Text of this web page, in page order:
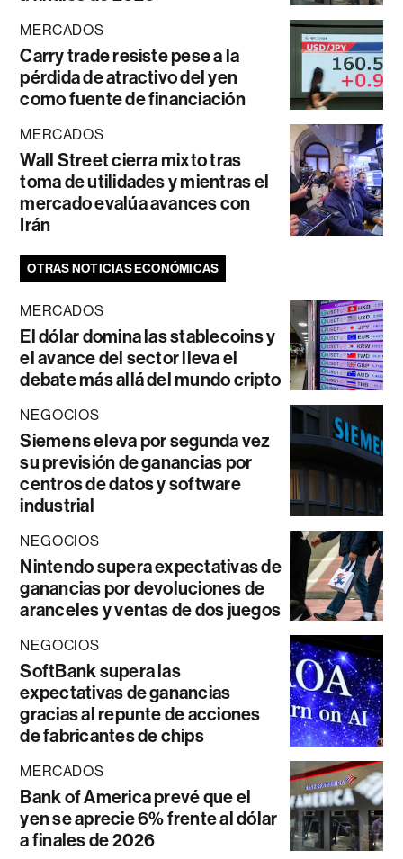
MERCADOS
Carry trade resiste pese a la
pérdida de atractivo del yen
como fuente de financiación
MERCADOS
Wall Street cierra mixto tras
toma de utilidades y mientras el
mercado evalúa avances con
Irán
OTRAS NOTICIAS ECONÓMICAS
MERCADOS
El dólar domina las stablecoins y
el avance del sector lleva el
debate más allá del mundo cripto
NEGOCIOS
Siemens eleva por segunda vez
su previsión de ganancias por
centros de datos y software
industrial
NEGOCIOS
Nintendo supera expectativas de
ganancias por devoluciones de
aranceles y ventas de dos juegos
NEGOCIOS
SoftBank supera las
expectativas de ganancias
gracias al repunte de acciones
de fabricantes de chips
MERCADOS
Bank of America prevé que el
yen se aprecie 6% frente al dólar
a finales de 2026